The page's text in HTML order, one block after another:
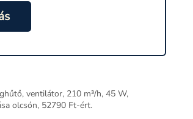
ventilátor, 210 m³/h, 45 W,
olcsón, 52790 Ft-ért.